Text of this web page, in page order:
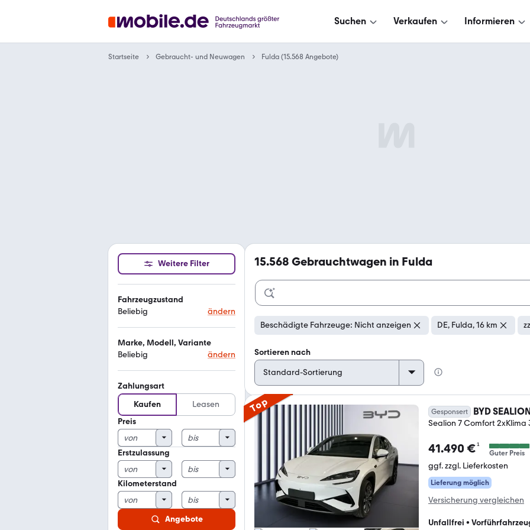
Suchen Verkaufen Informieren
Startseite Gebraucht- und Neuwagen Fulda (15.568 Angebote)
Weitere Filter
Fahrzeugzustand
Beliebig
ändern
Marke, Modell, Variante
Beliebig
ändern
Zahlungsart
Kaufen
Leasen
Preis
Erstzulassung
Kilometerstand
Angebote
15.568 Gebrauchtwagen in Fulda
Beschädigte Fahrzeuge: Nicht anzeigen DE, Fulda, 16 km
Sortieren nach
Top Gesponsert BYD
Sealion 7 Comfort 2xKlima
41.490 €¹
Guter Preis
ggf. zzgl. Lieferkosten
Lieferung möglich
Versicherung vergleichen
Unfallfrei •